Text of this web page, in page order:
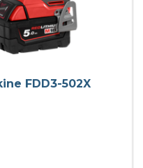
FDD3-502X